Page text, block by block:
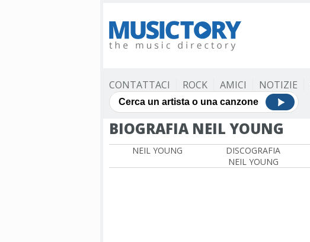
CONTATTACI ROCK AMICI NOTIZIE
BIOGRAFIA NEIL YOUNG
NEIL YOUNG
DISCOGRAFIA
NEIL YOUNG